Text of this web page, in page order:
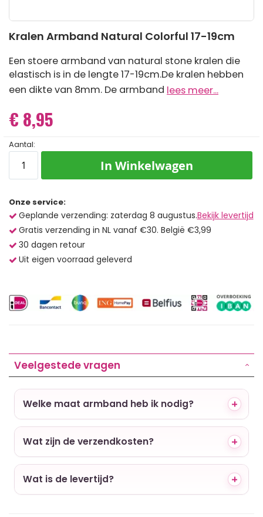
naar
begin
van
de
afbeeldingen-
Kralen Armband Natural Colorful 17-19cm
Een stoere armband van natural stone kralen die
elastisch is in de lengte 17-19cm.De kralen hebben
een dikte van 8mm. De armband lees meer...
€ 8,95
Aantal:
In Winkelwagen
Onze service:
Geplande verzending: zaterdag 8 augustus.Bekijk levertijd
Gratis verzending in NL vanaf €30. België €3,99
30 dagen retour
Uit eigen voorraad geleverd
Veelgestede vragen
Welke maat armband heb ik nodig?
Wat zijn de verzendkosten?
Wat is de levertijd?